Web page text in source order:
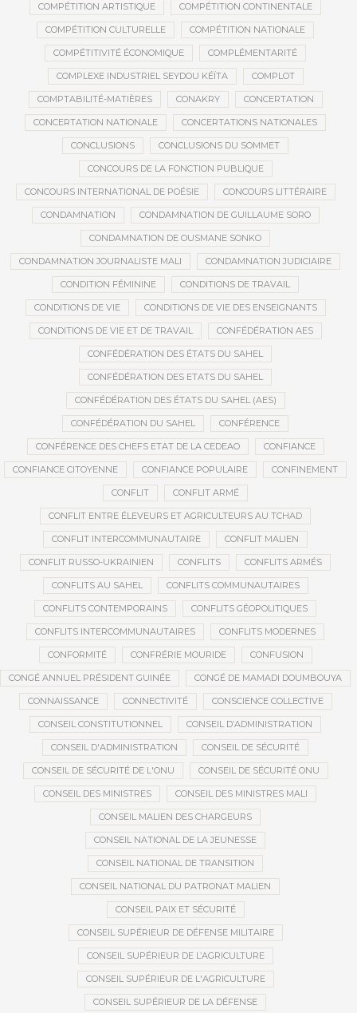
COMPÉTITION ARTISTIQUE COMPÉTITION CONTINENTALE
COMPÉTITION CULTURELLE COMPÉTITION NATIONALE
COMPÉTITIVITÉ ÉCONOMIQUE COMPLÉMENTARITÉ
COMPLEXE INDUSTRIEL SEYDOU KÉÏTA COMPLOT
COMPTABILITÉ-MATIÈRES CONAKRY CONCERTATION
CONCERTATION NATIONALE CONCERTATIONS NATIONALES
CONCLUSIONS CONCLUSIONS DU SOMMET
CONCOURS DE LA FONCTION PUBLIQUE
CONCOURS INTERNATIONAL DE POÉSIE CONCOURS LITTÉRAIRE
CONDAMNATION CONDAMNATION DE GUILLAUME SORO
CONDAMNATION DE OUSMANE SONKO
CONDAMNATION JOURNALISTE MALI CONDAMNATION JUDICIAIRE
CONDITION FÉMININE CONDITIONS DE TRAVAIL
CONDITIONS DE VIE CONDITIONS DE VIE DES ENSEIGNANTS
CONDITIONS DE VIE ET DE TRAVAIL CONFÉDÉRATION AES
CONFÉDÉRATION DES ÉTATS DU SAHEL
CONFÉDÉRATION DES ETATS DU SAHEL
CONFÉDÉRATION DES ÉTATS DU SAHEL (AES)
CONFÉDÉRATION DU SAHEL CONFÉRENCE
CONFÉRENCE DES CHEFS ETAT DE LA CEDEAO CONFIANCE
CONFIANCE CITOYENNE CONFIANCE POPULAIRE CONFINEMENT
CONFLIT CONFLIT ARMÉ
CONFLIT ENTRE ÉLEVEURS ET AGRICULTEURS AU TCHAD
CONFLIT INTERCOMMUNAUTAIRE CONFLIT MALIEN
CONFLIT RUSSO-UKRAINIEN CONFLITS CONFLITS ARMÉS
CONFLITS AU SAHEL CONFLITS COMMUNAUTAIRES
CONFLITS CONTEMPORAINS CONFLITS GÉOPOLITIQUES
CONFLITS INTERCOMMUNAUTAIRES CONFLITS MODERNES
CONFORMITÉ CONFRÉRIE MOURIDE CONFUSION
CONGÉ ANNUEL PRÉSIDENT GUINÉE CONGÉ DE MAMADI DOUMBOUYA
CONNAISSANCE CONNECTIVITÉ CONSCIENCE COLLECTIVE
CONSEIL CONSTITUTIONNEL CONSEIL D’ADMINISTRATION
CONSEIL D'ADMINISTRATION CONSEIL DE SÉCURITÉ
CONSEIL DE SÉCURITÉ DE L'ONU CONSEIL DE SÉCURITÉ ONU
CONSEIL DES MINISTRES CONSEIL DES MINISTRES MALI
CONSEIL MALIEN DES CHARGEURS
CONSEIL NATIONAL DE LA JEUNESSE
CONSEIL NATIONAL DE TRANSITION
CONSEIL NATIONAL DU PATRONAT MALIEN
CONSEIL PAIX ET SÉCURITÉ
CONSEIL SUPÉRIEUR DE DÉFENSE MILITAIRE
CONSEIL SUPÉRIEUR DE L’AGRICULTURE
CONSEIL SUPÉRIEUR DE L'AGRICULTURE
CONSEIL SUPÉRIEUR DE LA DÉFENSE